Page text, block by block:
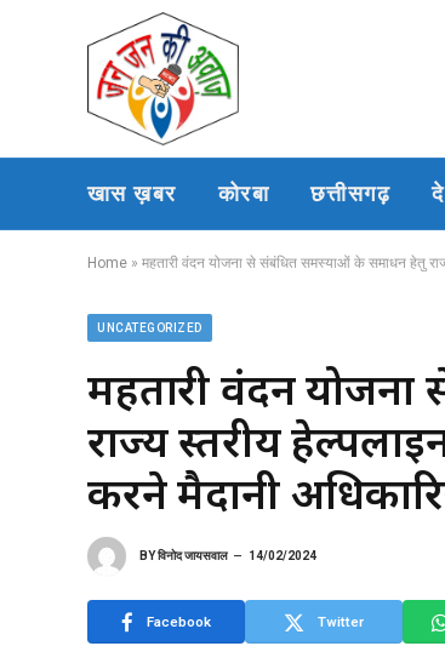
खास ख़बर कोरबा छत्तीसगढ़
Home » महतारी वंदन योजना से संबंधित समस्याओं के समाधन हेतु
UNCATEGORIZED
महतारी वंदन
राज्य स्तरीय
करने मैदानी
BYविनोद जायसवाल 14/02/2024
Facebook Twitter